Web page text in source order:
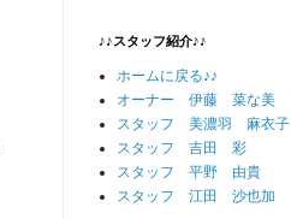
♪♪スタッフ紹介♪♪
ホームに戻る♪♪
オーナー 伊藤 菜な美
スタッフ 美濃羽 麻衣子
スタッフ 吉田 彩
スタッフ 平野 由貴
スタッフ 江田 沙也加